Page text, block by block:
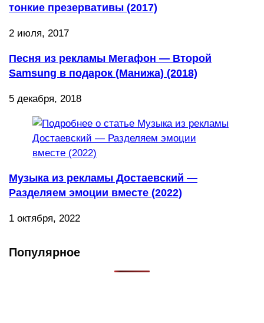
тонкие презервативы (2017)
2 июля, 2017
Песня из рекламы Мегафон — Второй
Samsung в подарок (Манижа) (2018)
5 декабря, 2018
Музыка из рекламы Достаевский —
Разделяем эмоции вместе (2022)
1 октября, 2022
Популярное